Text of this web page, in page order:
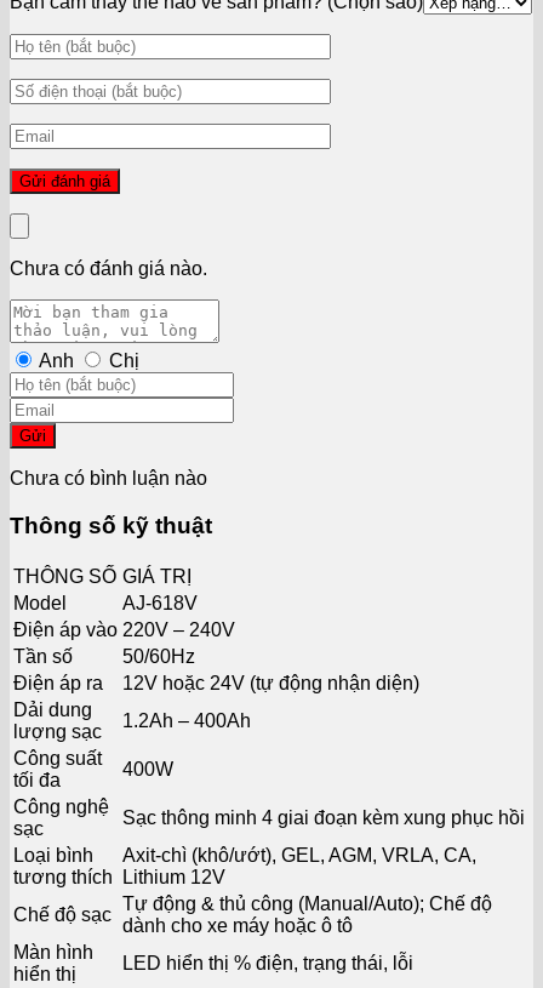
Chưa có đánh giá nào.
Anh Chị
Gửi
Chưa có bình luận nào
Thông số kỹ thuật
THÔNG SỐ GIÁ TRỊ
Model
AJ-618V
Điện áp vào 220V – 240V
Tần số
50/60Hz
Điện áp ra
12V hoặc 24V (tự động nhận diện)
Dải dung
lượng sạc
1.2Ah – 400Ah
Công suất
tối đa
400W
Công nghệ
sạc
Sạc thông minh 4 giai đoạn kèm xung phục hồi
Loại bình
tương thích
Axit-chì (khô/ướt), GEL, AGM, VRLA, CA,
Lithium 12V
Chế độ sạc
Tự động & thủ công (Manual/Auto); Chế độ
dành cho xe máy hoặc ô tô
Màn hình
hiển thị
LED hiển thị % điện, trạng thái, lỗi